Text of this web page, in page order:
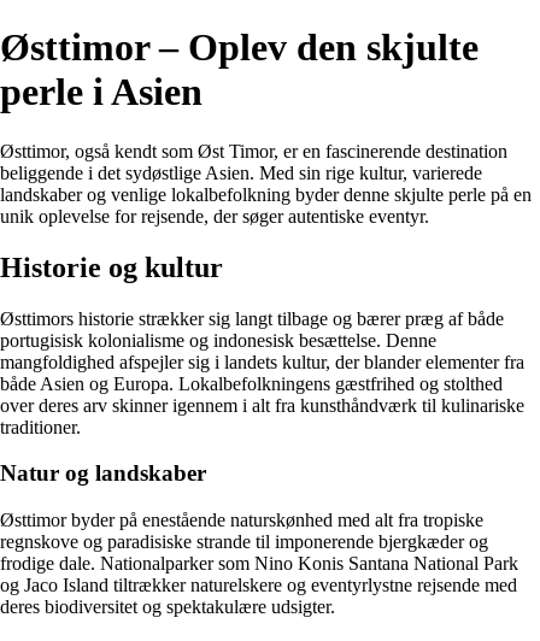
Østtimor – Oplev den skjulte
perle i Asien
Østtimor, også kendt som Øst Timor, er en fascinerende destination
beliggende i det sydøstlige Asien. Med sin rige kultur, varierede
landskaber og venlige lokalbefolkning byder denne skjulte perle på en
unik oplevelse for rejsende, der søger autentiske eventyr.
Historie og kultur
Østtimors historie strækker sig langt tilbage og bærer præg af både
portugisisk kolonialisme og indonesisk besættelse. Denne
mangfoldighed afspejler sig i landets kultur, der blander elementer fra
både Asien og Europa. Lokalbefolkningens gæstfrihed og stolthed
over deres arv skinner igennem i alt fra kunsthåndværk til kulinariske
traditioner.
Natur og landskaber
Østtimor byder på enestående naturskønhed med alt fra tropiske
regnskove og paradisiske strande til imponerende bjergkæder og
frodige dale. Nationalparker som Nino Konis Santana National Park
og Jaco Island tiltrækker naturelskere og eventyrlystne rejsende med
deres biodiversitet og spektakulære udsigter.